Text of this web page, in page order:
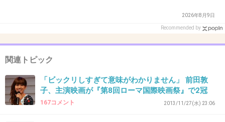
見た目と大違いだから最初はビビった。
-16
2026年8月9日
Recommended by
関連トピック
「ビックリしすぎて意味がわかりません」 前田敦
子、主演映画が『第8回ローマ国際映画祭』で2冠
167コメント 2013/11/27(水) 23:06